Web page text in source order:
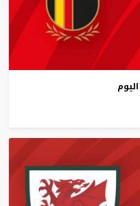
اليوم